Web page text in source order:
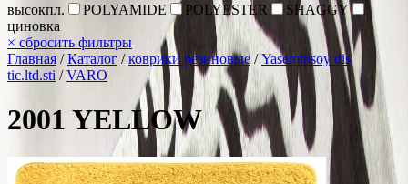
высокпл.
POLYAMIDE POLYESTER
SHAGGY
циновка
× сбросить фильтры
Главная /Каталог /коврики резиновые /Yaseminsoy dis
tic.ltd.sti /VARO
2001 YELLOW